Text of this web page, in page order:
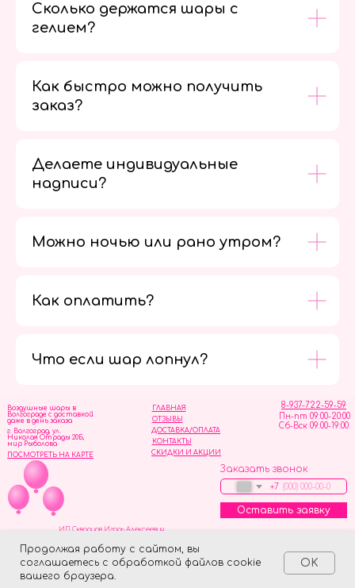
Продолжая работу с сайтом, вы
соглашаетесь с обработкой файлов cookie
вашего браузера.
OK
Сколько держатся шары с
гелием?
Как быстро можно получить
заказ?
Делаете индивидуальные
надписи?
Можно ночью или рано утром?
Как оплатить?
Что если шар лопнул?
ОТЗЫВЫ
ГЛАВНАЯ
ДОСТАВКА/ОПЛАТА
СКИДКИ И АКЦИИ
КОНТАКТЫ
8-937-722-59-59
Пн-пт 09:00-20:00
Сб-Вск 09:00-19:00
Воздушные шары в
Волгограде с доставкой
даже в день заказа
Заказать звонок
+7
Оставить заявку
г. Волгоград, ул.
Николая Отрады 20Б,
мир Рыболова
ПОСМОТРЕТЬ НА КАРТЕ
ИП Скворцов Игорь Алексеевич
Made on Tilda